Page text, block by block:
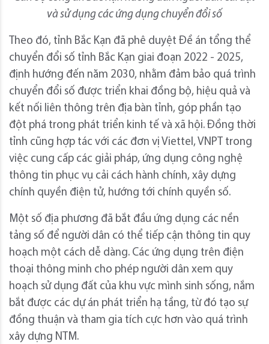
và sử dụng các ứng dụng chuyển đổi số
Theo đó, tỉnh Bắc Kạn đã phê duyệt Đề án tổng thể
chuyển đổi số tỉnh Bắc Kạn giai đoạn 2022 - 2025,
định hướng đến năm 2030, nhằm đảm bảo quá trình
chuyển đổi số được triển khai đồng bộ, hiệu quả và
kết nối liên thông trên địa bàn tỉnh, góp phần tạo
đột phá trong phát triển kinh tế và xã hội. Đồng thời
tỉnh cũng hợp tác với các đơn vị Viettel, VNPT trong
việc cung cấp các giải pháp, ứng dụng công nghệ
thông tin phục vụ cải cách hành chính, xây dựng
chính quyền điện tử, hướng tới chính quyền số.
Một số địa phương đã bắt đầu ứng dụng các nền
tảng số để người dân có thể tiếp cận thông tin quy
hoạch một cách dễ dàng. Các ứng dụng trên điện
thoại thông minh cho phép người dân xem quy
hoạch sử dụng đất của khu vực mình sinh sống, nắm
bắt được các dự án phát triển hạ tầng, từ đó tạo sự
đồng thuận và tham gia tích cực hơn vào quá trình
xây dựng NTM.